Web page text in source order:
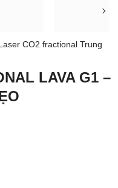
Laser CO2 fractional Trung
LAVA G1 –